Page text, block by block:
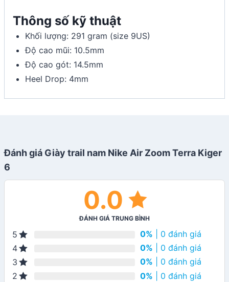
Thông số kỹ thuật
Khối lượng: 291 gram (size 9US)
Độ cao mũi: 10.5mm
Độ cao gót: 14.5mm
Heel Drop: 4mm
Đánh giá Giày trail nam Nike Air Zoom Terra Kiger
6
0.0
ĐÁNH GIÁ TRUNG BÌNH
5 0% | 0 đánh giá
4
0% | 0 đánh giá
3
0% | 0 đánh giá
2
0% | 0 đánh giá